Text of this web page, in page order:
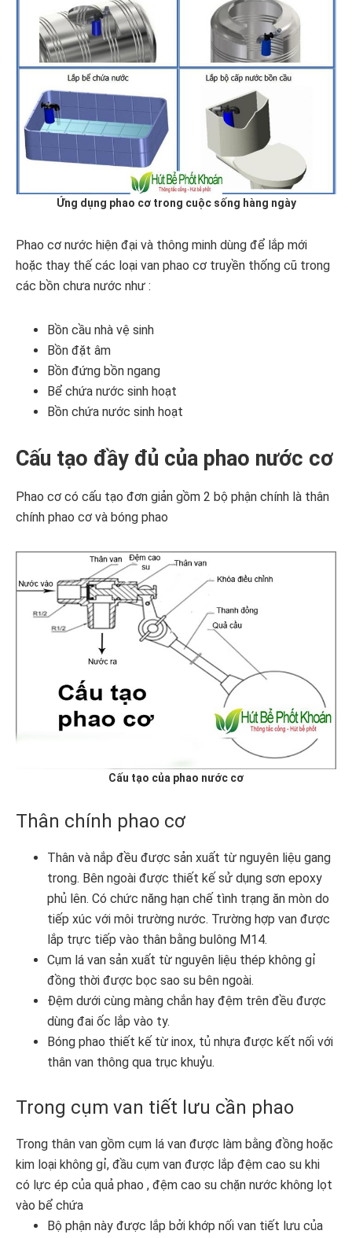
Ứng dụng phao cơ trong cuộc sống hàng ngày
Phao cơ nước hiện đại và thông minh dùng để lắp mới
hoặc thay thế các loại van phao cơ truyền thống cũ trong
các bồn chưa nước như :
Bồn cầu nhà vệ sinh
Bồn đặt âm
Bồn đứng bồn ngang
Bể chứa nước sinh hoạt
Bồn chứa nước sinh hoạt
Cấu tạo đầy đủ của phao nước cơ
Phao cơ có cấu tạo đơn giản gồm 2 bộ phận chính là thân
chính phao cơ và bóng phao
Cấu tạo của phao nước cơ
Thân chính phao cơ
Thân và nắp đều được sản xuất từ nguyên liệu gang
trong. Bên ngoài được thiết kế sử dụng sơn epoxy
phủ lên. Có chức năng hạn chế tình trạng ăn mòn do
tiếp xúc với môi trường nước. Trường hợp van được
lắp trực tiếp vào thân bằng bulông M14.
Cụm lá van sản xuất từ nguyên liệu thép không gỉ
đồng thời được bọc sao su bên ngoài.
Đệm dưới cùng màng chắn hay đệm trên đều được
dùng đai ốc lắp vào ty.
Bóng phao thiết kế từ inox, tủ nhựa được kết nối với
thân van thông qua trục khuỷu.
Trong cụm van tiết lưu cần phao
Trong thân van gồm cụm lá van được làm bằng đồng hoặc
kim loại không gỉ, đầu cụm van được lắp đệm cao su khi
có lực ép của quả phao , đệm cao su chặn nước không lọt
vào bể chứa
Bộ phận này được lắp bởi khớp nối van tiết lưu của